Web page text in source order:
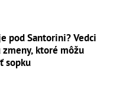
pod Santorini? Vedci
ktoré môžu
sopku